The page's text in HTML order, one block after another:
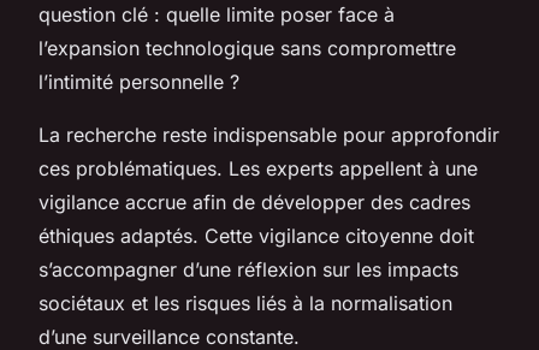
question clé : quelle limite poser face à
l’expansion technologique sans compromettre
l’intimité personnelle ?
La recherche reste indispensable pour approfondir
ces problématiques. Les experts appellent à une
vigilance accrue afin de développer des cadres
éthiques adaptés. Cette vigilance citoyenne doit
s’accompagner d’une réflexion sur les impacts
sociétaux et les risques liés à la normalisation
d’une surveillance constante.